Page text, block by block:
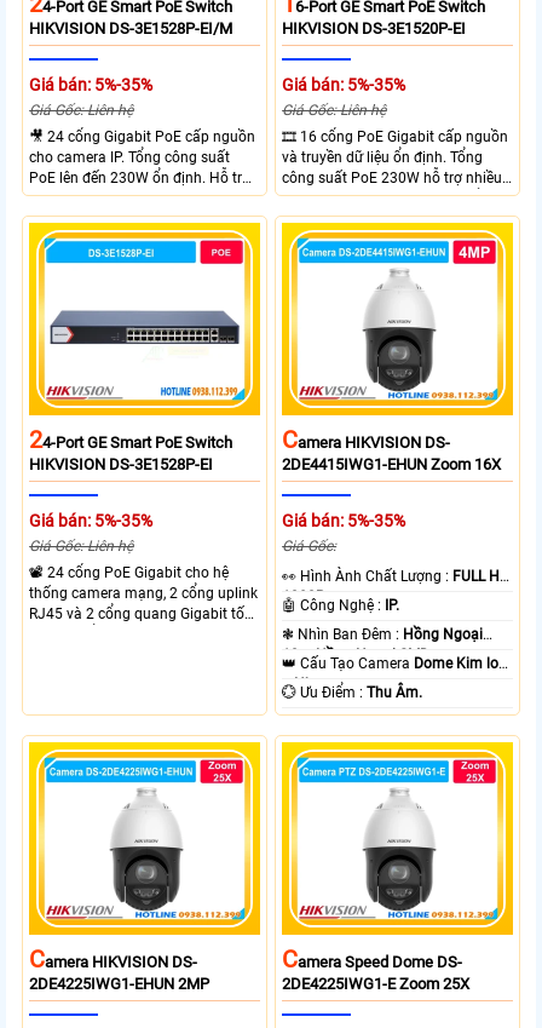
4-Port GE Smart PoE Switch
HIKVISION DS-3E1528P-EI/M
Giá bán: 5%-35%
Giá Gốc: Liên hệ
🎥 24 cổng Gigabit PoE cấp nguồn
cho camera IP. Tổng công suất
PoE lên đến 230W ổn định. Hỗ trợ
truyền PoE xa đến 300 mét. Băng
thông chuyển mạch đạt 68 Gbps
mạnh mẽ.
6-Port GE Smart PoE Switch
HIKVISION DS-3E1520P-EI
Giá bán: 5%-35%
Giá Gốc: Liên hệ
🎞 16 cổng PoE Gigabit cấp nguồn
và truyền dữ liệu ổn định. Tổng
công suất PoE 230W hỗ trợ nhiều
thiết bị cùng lúc. Tốc độ chuyển
mạch 68Gbps đảm bảo hiệu suất
cao ổn định. Hỗ trợ truyền PoE xa
lên đến 300m cho hệ thống
24-Port GE Smart PoE Switch
HIKVISION DS-3E1528P-EI
Giá bán: 5%-35%
Giá Gốc: Liên hệ
📽 24 cổng PoE Gigabit cho hệ
thống camera mạng, 2 cổng uplink
RJ45 và 2 cổng quang Gigabit tốc
CAmera HIKVISION DS-
2DE4415IWG1-EHUN Zoom 16X
Giá bán: 5%-35%
Giá Gốc:
️👀 Hình Ành Chất Lượng : FULL HD
1080P .
🤖️ Công Nghệ :
IP.
❃ Nhìn Ban Đêm : Hồng Ngoại
10m Hồng Ngoại SMD.
👑 Cấu Tạo Camera Dome Kim loại
+ Nhựa.
️💮 Ưu Điểm :Thu Âm.
CAmera HIKVISION DS-
2DE4225IWG1-EHUN 2MP
CAmera Speed Dome DS-
2DE4225IWG1-E Zoom 25X